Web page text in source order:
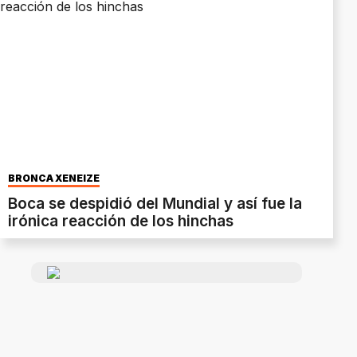
BRONCA XENEIZE
Boca se despidió del Mundial y así fue la
irónica reacción de los hinchas